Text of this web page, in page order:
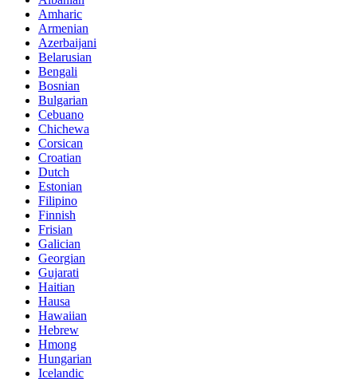
Amharic
Armenian
Azerbaijani
Belarusian
Bengali
Bosnian
Bulgarian
Cebuano
Chichewa
Corsican
Croatian
Dutch
Estonian
Filipino
Finnish
Frisian
Galician
Georgian
Gujarati
Haitian
Hausa
Hawaiian
Hebrew
Hmong
Hungarian
Icelandic